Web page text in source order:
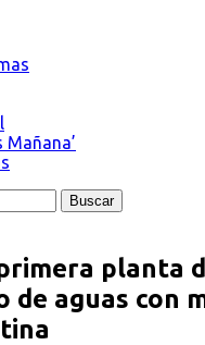
Mañana’
planta
aguas con